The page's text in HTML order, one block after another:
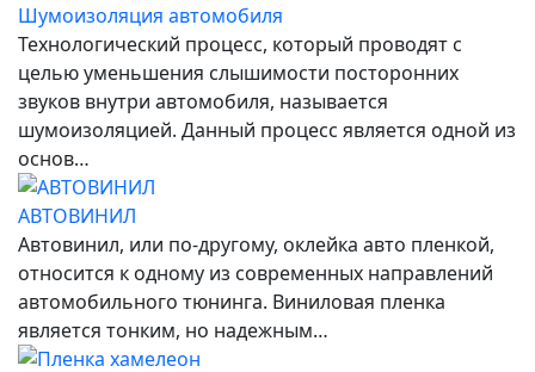
Шумоизоляция автомобиля
Технологический процесс, который проводят с
целью уменьшения слышимости посторонних
звуков внутри автомобиля, называется
шумоизоляцией. Данный процесс является одной из
основ…
АВТОВИНИЛ
Автовинил, или по-другому, оклейка авто пленкой,
относится к одному из современных направлений
автомобильного тюнинга. Виниловая пленка
является тонким, но надежным…